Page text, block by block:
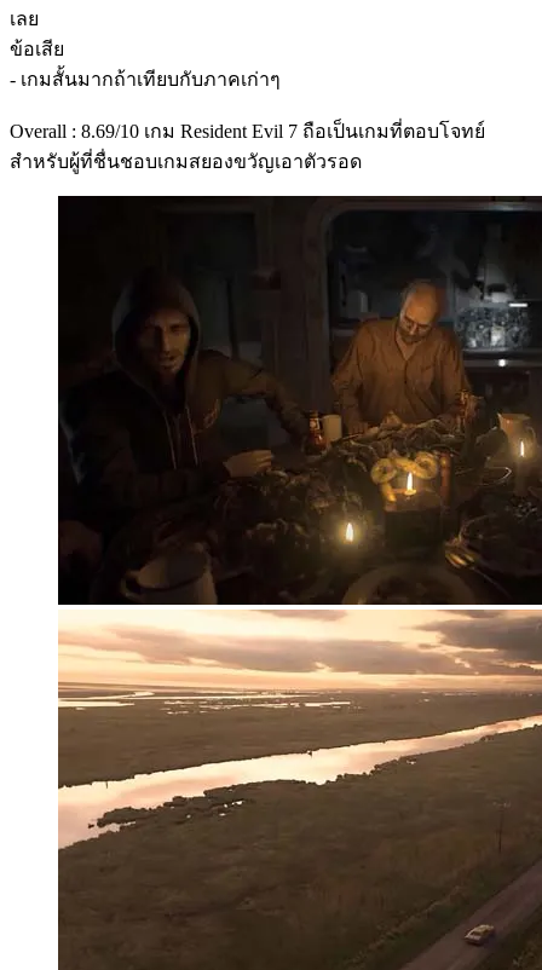
เลย
ข้อเสีย
- เกมสั้นมากถ้าเทียบกับภาคเก่าๆ
Overall : 8.69/10 เกม Resident Evil 7 ถือเป็นเกมที่ตอบโจทย์
สำหรับผู้ที่ชื่นชอบเกมสยองขวัญเอาตัวรอด